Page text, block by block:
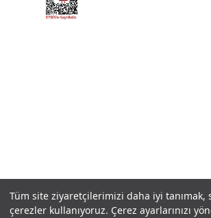
Tüm site ziyaretçilerimizi daha iyi
çerezler kullanıyoruz. Çerez ayarlarınızı